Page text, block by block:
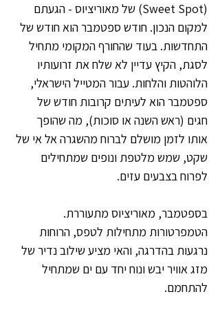
(Sweet Spot) של מאוריציוס - הגעתם
למקום הנכון. חודש ספטמבר הוא חודש של
התחדשות. בעוד שהחורף המקומי מתחיל
לסגת, הקיץ עדיין לא שלח את זרועותיו
הלוהטות והלחות. עבור המטייל הישראלי,
ספטמבר הוא לעיתים קרובות חודש של
חגים (ראש השנה או סוכות), מה שהופך
אותו לזמן מושלם לברוח מהשגרה אל אי של
שקט, שמש מלטפת ונופים שמתחילים
לפרוח בצבעים עזים.
בספטמבר, מאוריציוס מתעוררת.
הטמפרטורות מתחילות לטפס, הרוחות
נרגעות בהדרגה, והאי מציע שילוב נדיר של
מזג אוויר יבש ונוח יחד עם ים שמתחיל
להתחמם.